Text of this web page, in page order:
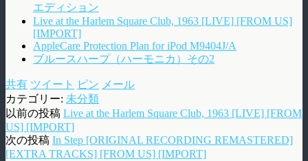
エディション
Live at the Harlem Square Club, 1963 [LIVE] [FROM US]
[IMPORT]
AppleCare Protection Plan for iPod M9404J/A
ブルースハープ（ハーモニカ）その2
共有 ツイート ピン メール
カテゴリー: 未分類
以前の投稿 Live at the Harlem Square Club, 1963 [LIVE] [FROM
US] [IMPORT]
次の投稿 In Step [ORIGINAL RECORDING REMASTERED]
[EXTRA TRACKS] [FROM US] [IMPORT]